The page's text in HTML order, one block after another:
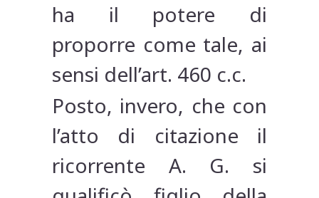
ha il potere di
proporre come tale, ai
sensi dell’art. 460 c.c.
Posto, invero, che con
l’atto di citazione il
ricorrente A. G. si